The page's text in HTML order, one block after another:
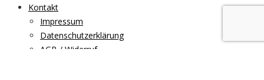
Kontakt
Impressum
Datenschutzerklärung
AGB / Widerruf